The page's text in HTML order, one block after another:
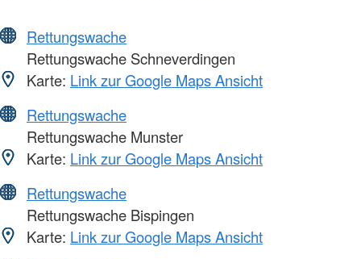
Rettungswache
Rettungswache Schneverdingen
Karte: Link zur Google Maps Ansicht
Rettungswache
Rettungswache Munster
Karte: Link zur Google Maps Ansicht
Rettungswache
Rettungswache Bispingen
Karte: Link zur Google Maps Ansicht